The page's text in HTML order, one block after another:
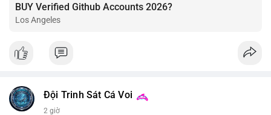
BUY Verified Github Accounts 2026?
Los Angeles
Đội Trinh Sát Cá Voi
2 giờ